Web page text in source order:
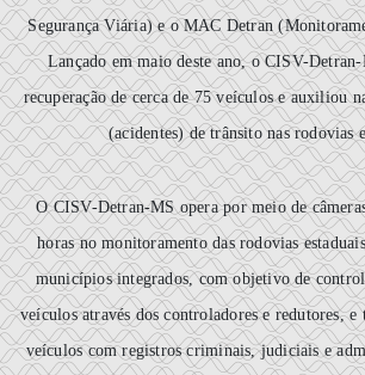
Segurança Viária) e o MAC Detran
Lançado em maio deste ano, o CISV-
recuperação de cerca de 75 veículos e auxiliou
(acidentes) de trânsito nas rodovias
O CISV-Detran-MS opera por meio de
horas no monitoramento das rodovias
municípios integrados, com objetivo de
veículos através dos controladores e redutores,
veículos com registros criminais, judiciais e